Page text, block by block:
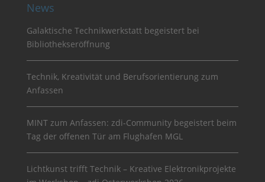
News
Galaktische Technikwerkstatt begeistert bei
Bibliothekseröffnung
Technik, Kreativität und Berufsorientierung zum
Anfassen
MINT zum Anfassen: zdi-Community begeistert beim
Tag der offenen Tür am Flughafen MGL
Lichtkunst trifft Technik – Kreative Elektronikprojekte